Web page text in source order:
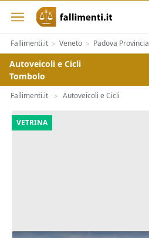
Fallimenti.it > Veneto > Padova Provincia
Autoveicoli e Cicli
Tombolo
Fallimenti.it > Autoveicoli e Cicli
VETRINA